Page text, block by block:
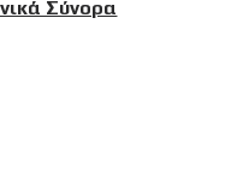
Σύνορα